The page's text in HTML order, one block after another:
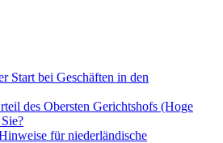
Start bei Geschäften in den
des Obersten Gerichtshofs (Hoge
für niederländische